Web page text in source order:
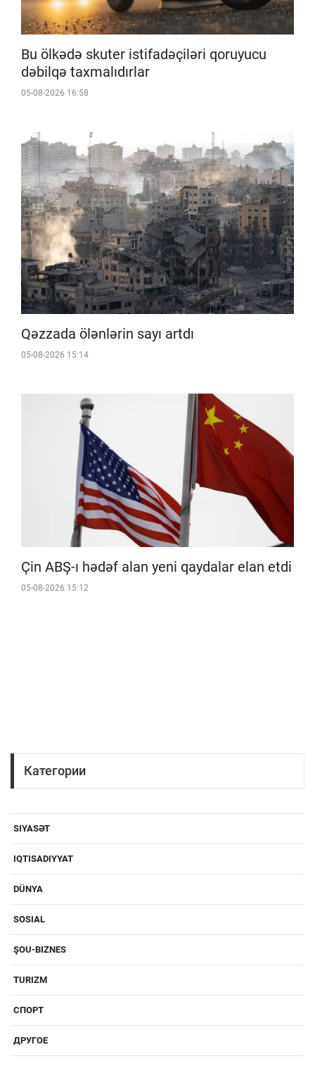
Bu ölkədə skuter istifadəçiləri qoruyucu
dəbilqə taxmalıdırlar
05-08-2026 16:58
Qəzzada ölənlərin sayı artdı
05-08-2026 15:14
Çin ABŞ-ı hədəf alan yeni qaydalar elan etdi
05-08-2026 15:12
Категории
SIYASƏT
IQTISADIYYAT
DÜNYA
SOSIAL
ŞOU-BIZNES
TURIZM
СПОРТ
ДРУГОЕ